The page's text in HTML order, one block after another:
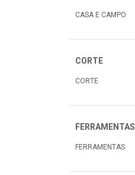
CASA E CAMPO
CORTE
CORTE
FERRAMENTAS
FERRAMENTAS